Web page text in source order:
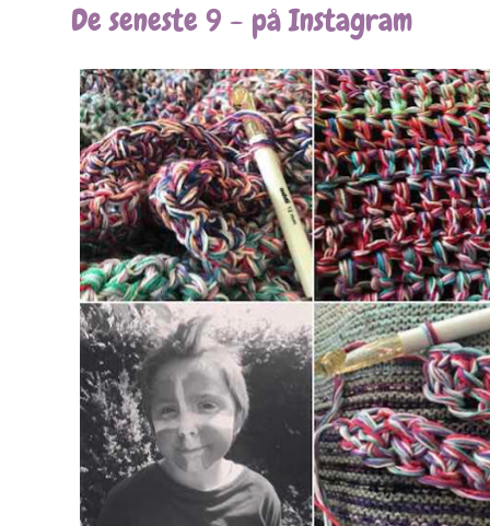
De seneste 9 - på Instagram